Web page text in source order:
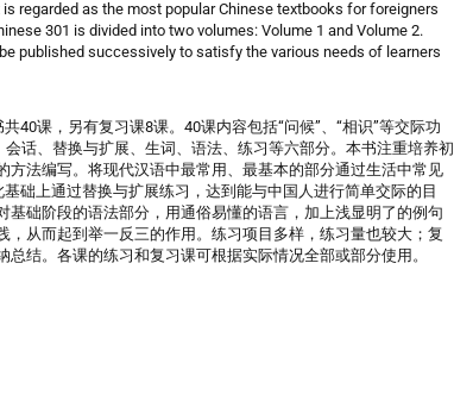
regarded as the most popular Chinese textbooks for foreigners
301 is divided into two volumes: Volume 1 and Volume 2.
published successively to satisfy the various needs of learners
40课，另有复习课8课。40课内容包括“问候”、“相识”等交际功
话、替换与扩展、生词、语法、练习等六部分。本书注重培养初
法编写。将现代汉语中最常用、最基本的部分通过生活中常见
础上通过替换与扩展练习，达到能与中国人进行简单交际的目
础阶段的语法部分，用通俗易懂的语言，加上浅显明了的例句
从而起到举一反三的作用。练习项目多样，练习量也较大；复
结。各课的练习和复习课可根据实际情况全部或部分使用。